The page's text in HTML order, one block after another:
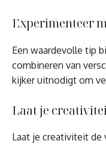
Experimenteer
Een waardevolle tip
combineren van
kijker uitnodigt om
Laat je
Laat je creativiteit